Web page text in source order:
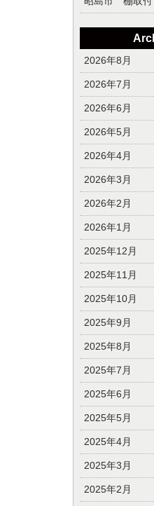
2026年8月
2026年7月
2026年6月
2026年5月
2026年4月
2026年3月
2026年2月
2026年1月
2025年12月
2025年11月
2025年10月
2025年9月
2025年8月
2025年7月
2025年6月
2025年5月
2025年4月
2025年3月
2025年2月